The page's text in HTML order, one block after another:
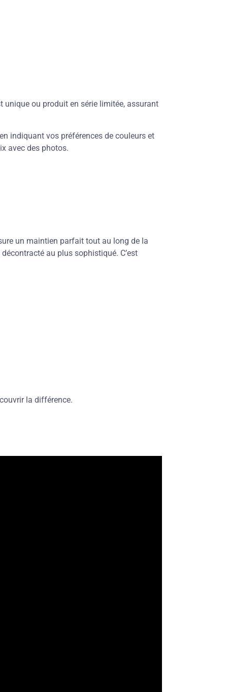
unique ou produit en série limitée, assurant
en indiquant vos préférences de couleurs et
avec des photos.
un maintien parfait tout au long de la
au plus sophistiqué. C’est
la différence.